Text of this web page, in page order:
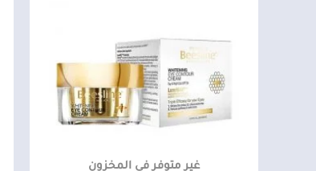
غير متوفر في المخزون